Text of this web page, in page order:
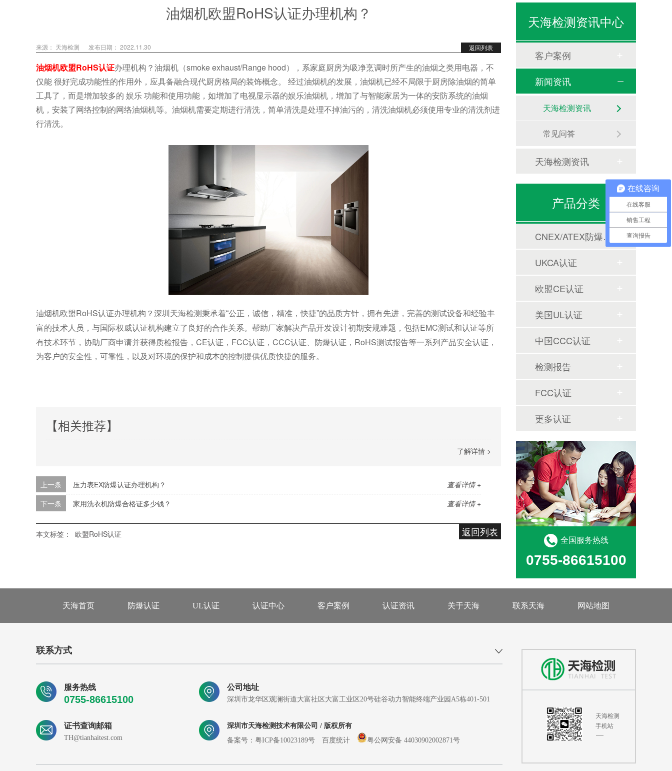
油烟机欧盟RoHS认证办理机构？
返回列表
来源： 天海检测 发布日期： 2022.11.30
油烟机欧盟RoHS认证办理机构？油烟机（smoke exhaust/Range hood），系家庭厨房为吸净烹调时所产生的油烟之类用电器，不
仅能 很好完成功能性的作用外，应具备融合现代厨房格局的装饰概念。 经过油烟机的发展，油烟机已经不局限于厨房除油烟的简单
工具了，而是增加较多的 娱乐 功能和使用功能，如增加了电视显示器的娱乐油烟机，增加了与智能家居为一体的安防系统的油烟
机，安装了网络控制的网络油烟机等。油烟机需要定期进行清洗，简单清洗是处理不掉油污的，清洗油烟机必须使用专业的清洗剂进
行清洗。
油烟机欧盟RoHS认证办理机构？ 深圳天海检测秉承着“公正，诚信，精准，快捷”的品质方针，拥有先进，完善的测试设备和经验丰
富的技术人员，与国际权威认证机构建立了良好的合作关系。帮助厂家解决产品开发设计初期安规难题，包括EMC测试和认证等所
有技术环节，协助厂商申请并获得质检报告，CE认证，FCC认证，CCC认证、防爆认证，RoHS测试报告等一系列产品安全认证，
为客户的安全性，可靠性，以及对环境的保护和成本的控制提供优质快捷的服务。
【相关推荐】
了解详情 >
查看详情 +
上一条
压力表EX防爆认证办理机构？
查看详情 +
下一条 家用洗衣机防爆合格证多少钱？
返回列表
本文标签： 欧盟RoHS认证
天海检测资讯中心
客户案例
新闻资讯
天海检测资讯
常见问答
天海检测资讯
产品分类
CNEX/ATEX防爆合格证
UKCA认证
欧盟CE认证
美国UL认证
中国CCC认证
检测报告
FCC认证
更多认证
全国服务热线
0755-86615100
天海首页 防爆认证 UL认证 认证中心 客户案例 认证资讯 关于天海 联系天海 网站地图
天海检测
手机站
联系方式
服务热线
0755-86615100
公司地址
深圳市龙华区观澜街道大富社区大富工业区20号硅谷动力智能终端产业园A5栋401-501
证书查询邮箱
TH@tianhaitest.com
深圳市天海检测技术有限公司 / 版权所有
备案号： 粤ICP备10023189号 百度统计 粤公网安备 44030902002871号
在线咨询
在线客服
销售工程
查询报告